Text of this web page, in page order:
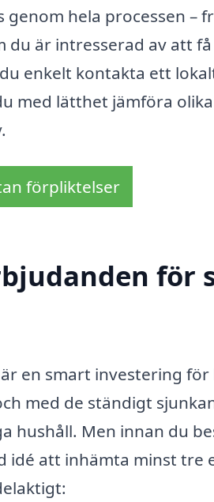
hela processen –
du är intresserad av att
enkelt kontakta ett
med lätthet jämföra
förpliktelser
för
en smart investering
med de ständigt
hushåll. Men innan du
idé att inhämta minst tre